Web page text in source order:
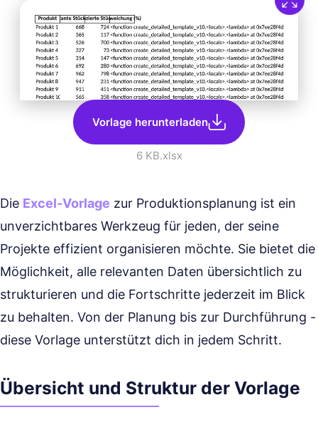
Vorlage herunterladen
6 KB.xlsx
Die Excel-Vorlage zur Produktionsplanung ist ein
unverzichtbares Werkzeug für jeden, der seine
Projekte effizient organisieren möchte. Sie bietet die
Möglichkeit, alle relevanten Daten übersichtlich zu
strukturieren und die Fortschritte jederzeit im Blick
zu behalten. Von der Planung bis zur Durchführung -
diese Vorlage unterstützt dich in jedem Schritt.
Übersicht und Struktur der Vorlage